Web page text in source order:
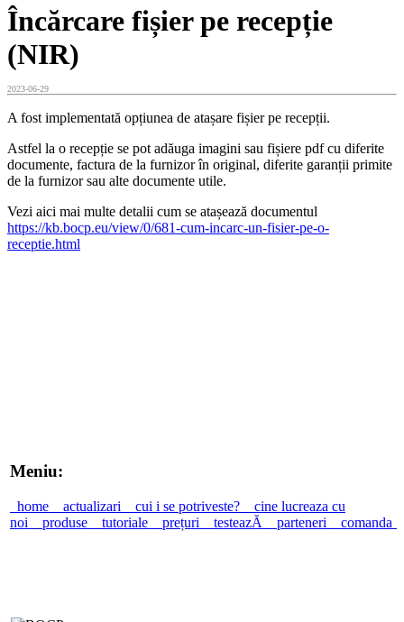
Încărcare fișier pe recepție
(NIR)
2023-06-29
A fost implementată opțiunea de atașare fișier pe recepții.
Astfel la o recepție se pot adăuga imagini sau fișiere pdf cu diferite
documente, factura de la furnizor în original, diferite garanții primite
de la furnizor sau alte documente utile.
Vezi aici mai multe detalii cum se atașează documentul
https://kb.bocp.eu/view/0/681-cum-incarc-un-fisier-pe-o-
receptie.html
Meniu:
home actualizari cui i se potriveste?
cine lucreaza cu
noi
produse tutoriale prețuri testeazĂ parteneri comanda